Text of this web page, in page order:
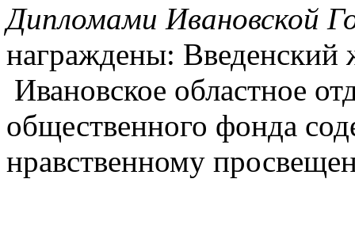
Дипломами Ивановской
награждены: Введенский
Ивановское областное
общественного фонда
нравственному